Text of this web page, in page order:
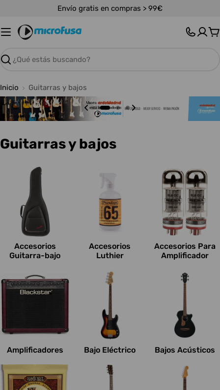
contenido
Envío gratis en compras > 99€
Buscar
Inicio Guitarras y bajos
C
e
s
:
Guitarras y bajos
Accesorios
Guitarra-bajo
Accesorios
Luthier
Accesorios Para
Amplificador
Amplificadores Bajo Eléctrico Bajos Acústicos